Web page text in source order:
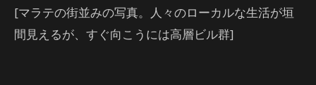
[マラテの街並みの写真。人々のローカルな生活が垣
間見えるが、すぐ向こうには高層ビル群]